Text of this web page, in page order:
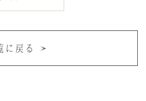
に戻る